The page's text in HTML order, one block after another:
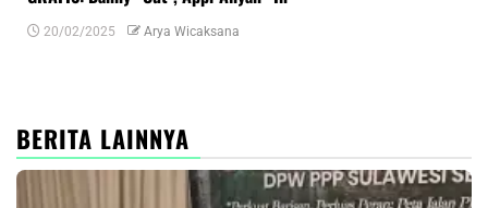
20/02/2025 Arya Wicaksana
BERITA LAINNYA